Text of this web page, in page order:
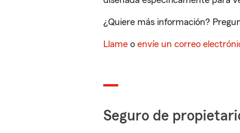
¿Quiere más información?
Llame o envíe un correo
Seguro de